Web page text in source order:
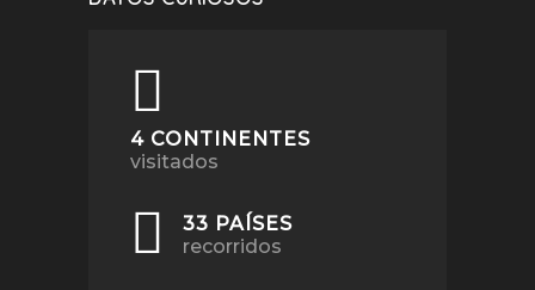
4 CONTINENTES
visitados
33 PAÍSES
recorridos